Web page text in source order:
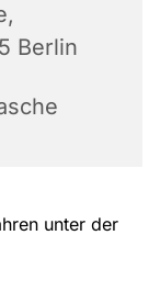
Berlin
unter der